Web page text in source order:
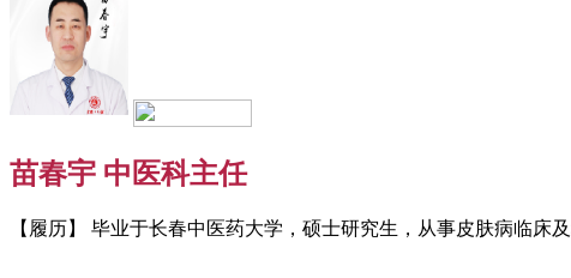
苗春宇 中医科主任
【履历】 毕业于长春中医药大学，硕士研究生，从事皮肤病临床